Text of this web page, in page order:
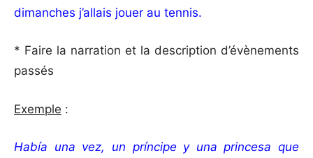
dimanches j’allais jouer au tennis.
* Faire la narration et la description d’évènements
passés
Exemple :
Había una vez, un príncipe y una princesa que